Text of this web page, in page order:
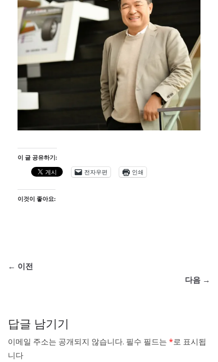
이 글 공유하기:
전자우편
인쇄
이것이 좋아요:
← 이전
다음 →
답글 남기기
이메일 주소는 공개되지 않습니다. 필수 필드는 *로 표시됩
니다